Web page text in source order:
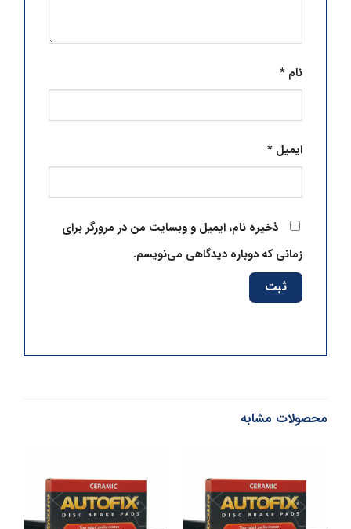
نام*
ایمیل*
ذخیره نام، ایمیل و وبسایت من در مرورگر برای
زمانی که دوباره دیدگاهی می‌نویسم.
محصولات مشابه